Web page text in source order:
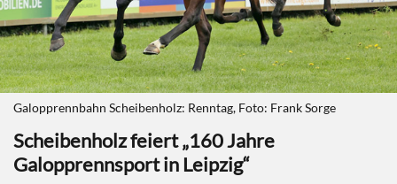
Galopprennbahn Scheibenholz: Renntag, Foto: Frank Sorge
Scheibenholz feiert „160 Jahre
Galopprennsport in Leipzig“